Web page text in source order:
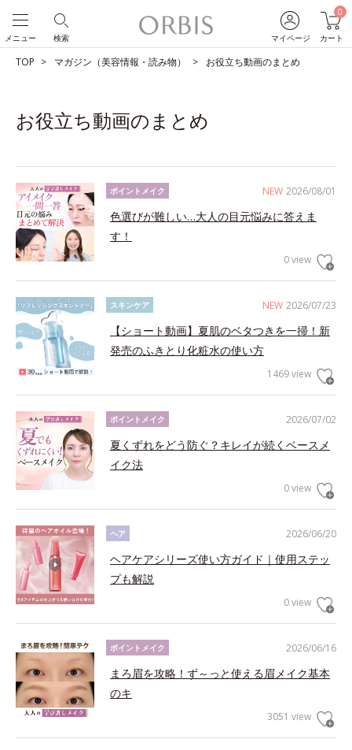
マイページ
0
カート
検索
メニュー
TOP マガジン（美容情報・読み物） お役立ち動画のまとめ
お役立ち動画のまとめ
NEW 2026/08/01
ポイントメイク
色選びが難しい…大人の目元悩みに答えま
す！
0 view
NEW 2026/07/23
スキンケア
【ショート動画】夏肌のベタつきを一掃！新
発売のふきとり化粧水の使い方
1469 view
2026/07/02
ポイントメイク
夏くずれをどう防ぐ？キレイが続くベースメ
イク法
0 view
2026/06/20
ヘア
ヘアケアシリーズ使い方ガイド｜使用ステッ
プも解説
0 view
2026/06/16
ポイントメイク
まろ眉を攻略！ず～っと使える眉メイク基本
のキ
3051 view